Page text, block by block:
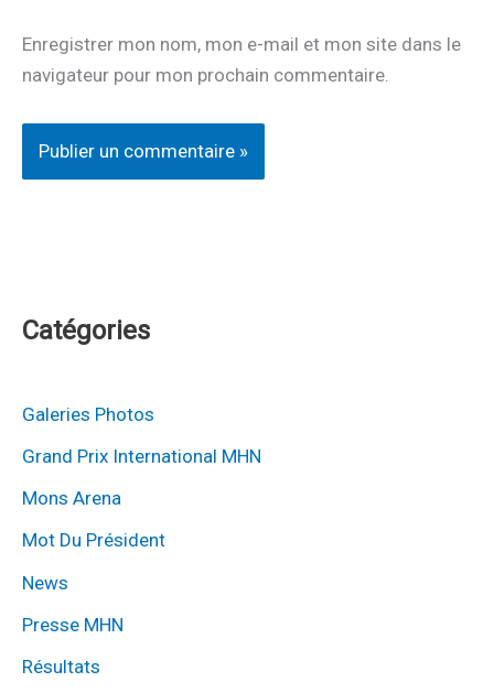
Enregistrer mon nom, mon e-mail et mon site dans le
navigateur pour mon prochain commentaire.
Catégories
Galeries Photos
Grand Prix International MHN
Mons Arena
Mot Du Président
News
Presse MHN
Résultats